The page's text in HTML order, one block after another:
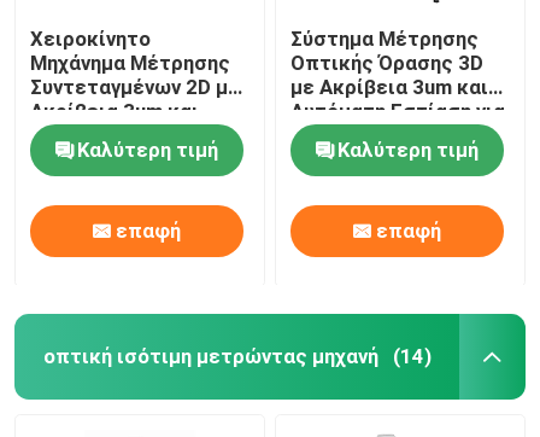
Χειροκίνητο
Μηχάνημα Μέτρησης
Συντεταγμένων 2D με
Ακρίβεια 3um και
Τροφοδοσία 220V
50HZ για Μέτρηση
Ακριβείας
Καλύτερη τιμή
επαφή
Σύστημα Μέτρησης
Οπτικής Όρασης 3D
με Ακρίβεια 3um και
Αυτόματη Εστίαση για
Εύκολη Εγκατάσταση
στα Ηλεκτρονικά
Καλύτερη τιμή
επαφή
οπτική ισότιμη μετρώντας μηχανή (14)